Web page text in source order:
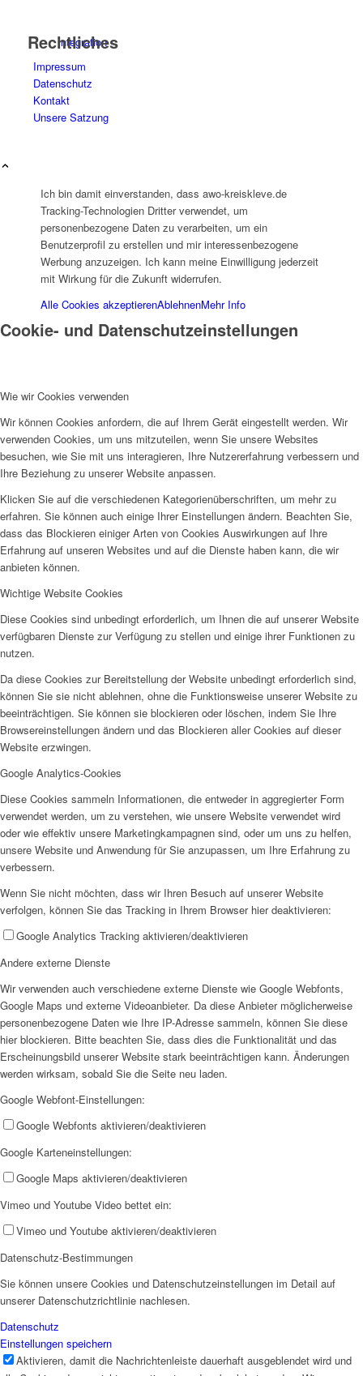
Integration
Integrationsagentur
Familienbildungswerk (FBW)
Kinder und Jugend
Ambulante Hilfen zur Erziehung
SPFH
UFH
Erziehungsbeistand
Rechtliches
Impressum
Datenschutz
Kontakt
Unsere Satzung
Ich bin damit einverstanden, dass awo-kreiskleve.de
Tracking-Technologien Dritter verwendet, um
personenbezogene Daten zu verarbeiten, um ein
Benutzerprofil zu erstellen und mir interessenbezogene
Werbung anzuzeigen. Ich kann meine Einwilligung jederzeit
mit Wirkung für die Zukunft widerrufen.
Alle Cookies akzeptierenAblehnenMehr Info
Cookie- und Datenschutzeinstellungen
Wie wir Cookies verwenden
Wir können Cookies anfordern, die auf Ihrem Gerät eingestellt werden. Wir
verwenden Cookies, um uns mitzuteilen, wenn Sie unsere Websites
besuchen, wie Sie mit uns interagieren, Ihre Nutzererfahrung verbessern und
Ihre Beziehung zu unserer Website anpassen.
Klicken Sie auf die verschiedenen Kategorienüberschriften, um mehr zu
erfahren. Sie können auch einige Ihrer Einstellungen ändern. Beachten Sie,
dass das Blockieren einiger Arten von Cookies Auswirkungen auf Ihre
Erfahrung auf unseren Websites und auf die Dienste haben kann, die wir
anbieten können.
Wichtige Website Cookies
Diese Cookies sind unbedingt erforderlich, um Ihnen die auf unserer Website
verfügbaren Dienste zur Verfügung zu stellen und einige ihrer Funktionen zu
nutzen.
Da diese Cookies zur Bereitstellung der Website unbedingt erforderlich sind,
können Sie sie nicht ablehnen, ohne die Funktionsweise unserer Website zu
beeinträchtigen. Sie können sie blockieren oder löschen, indem Sie Ihre
Browsereinstellungen ändern und das Blockieren aller Cookies auf dieser
Website erzwingen.
Google Analytics-Cookies
Diese Cookies sammeln Informationen, die entweder in aggregierter Form
verwendet werden, um zu verstehen, wie unsere Website verwendet wird
oder wie effektiv unsere Marketingkampagnen sind, oder um uns zu helfen,
unsere Website und Anwendung für Sie anzupassen, um Ihre Erfahrung zu
verbessern.
Wenn Sie nicht möchten, dass wir Ihren Besuch auf unserer Website
verfolgen, können Sie das Tracking in Ihrem Browser hier deaktivieren:
Google Analytics Tracking aktivieren/deaktivieren
Andere externe Dienste
Wir verwenden auch verschiedene externe Dienste wie Google Webfonts,
Google Maps und externe Videoanbieter. Da diese Anbieter möglicherweise
personenbezogene Daten wie Ihre IP-Adresse sammeln, können Sie diese
hier blockieren. Bitte beachten Sie, dass dies die Funktionalität und das
Erscheinungsbild unserer Website stark beeinträchtigen kann. Änderungen
werden wirksam, sobald Sie die Seite neu laden.
Google Webfont-Einstellungen:
Google Webfonts aktivieren/deaktivieren
Google Karteneinstellungen:
Google Maps aktivieren/deaktivieren
Vimeo und Youtube Video bettet ein:
Vimeo und Youtube aktivieren/deaktivieren
Datenschutz-Bestimmungen
Sie können unsere Cookies und Datenschutzeinstellungen im Detail auf
unserer Datenschutzrichtlinie nachlesen.
Datenschutz
Einstellungen speichern
Aktivieren, damit die Nachrichtenleiste dauerhaft ausgeblendet wird und